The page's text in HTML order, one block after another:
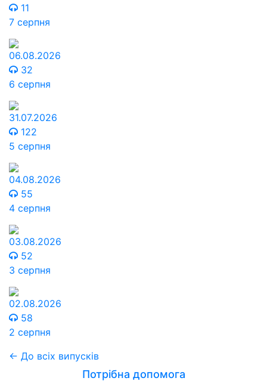
11
7 серпня
06.08.2026
32
6 серпня
31.07.2026
122
5 серпня
04.08.2026
55
4 серпня
03.08.2026
52
3 серпня
02.08.2026
58
2 серпня
← До всіх випусків
Потрібна допомога